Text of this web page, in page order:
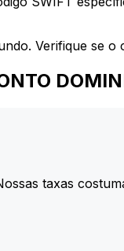
Verifique se
taxas